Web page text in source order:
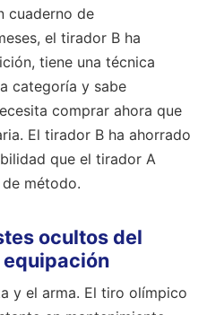
cuaderno de
el tirador B ha
tiene una técnica
categoría y sabe
comprar ahora que
El tirador B ha ahorrado
que el tirador A
método.
ocultos del
y el arma. El tiro olímpico